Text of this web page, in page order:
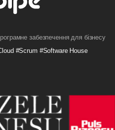
забезпечення для бізнесу
#Scrum #Software House